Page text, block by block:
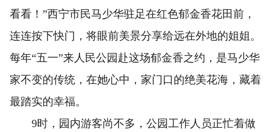
看看！”西宁市民马少华驻足在红色郁金香花田前，
连连按下快门，将眼前美景分享给远在外地的姐姐。
每年“五一”来人民公园赴这场郁金香之约，是马少华
家不变的传统，在她心中，家门口的绝美花海，藏着
最踏实的幸福。
9时，园内游客尚不多，公园工作人员正忙着做